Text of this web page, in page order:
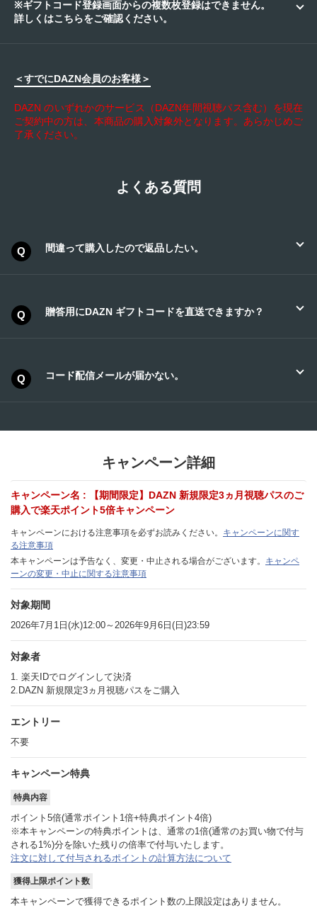
力する項目が表示されます。この場合アカウント
てください。
※ギフトコード登録画面からの複数枚登録はできません。
詳しくはこちらをご確認ください。
２．ギフトコードを入力し「適用する」を押下
３．DAZNアカウントにご登録いただいくメールア
※以前DAZNアカウントにご登録いただいていたメ
ールアドレスだった場合、追加でパスワードを入
力する項目が表示されます。この場合アカウント
を引き継ぐことが可能です。アカウントを引き継
いでご利用になる場合、手続きを一度中断し＜以
前に退会済みのお客様＞の手順でコードを適用し
てください。
４．必要な情報を入力し、アカウントの作成を行
います。
＜すでにDAZN会員のお客様＞
DAZN のいずれかのサービス（DAZN年間視聴パス含む）を現在
ご契約中の方は、本商品の購入対象外となります。あらかじめご
了承ください。
よくある質問
間違って購入したので返品したい。
ん。
われた場合も含め、お客様都合による商品の交換
贈答用にDAZN ギフトコードを直送できますか？
コード配信メールが届かない。
E（order@mail.store.jleague.jp）
※注文完了メールと同じ送付元となります。
メールが受信できていない場合、下記をご確認の
うえ、必要に応じてお問い合わせをお願いいたし
ます。
コード配信メールはＪリーグIDにご登録のメール
アドレスに送付しております。
Ｊリーグオンラインストアのページ上部、「マイ
い。
また、メールの件名は下記となります。
件名：【Ｊリーグオンラインストア】ご購入いた
配信メールが迷惑メールフォルダや別のフォルダ
に振り分けられている場合がございます。
特にフリーメールアドレス（Gmail、Yahoo!メー
合があります。
迷惑メールフォルダやプロモーションフォルダ、
で、一度ご確認ください。
配信メールはHTML形式のメールで送付しておりま
す。
URL付きのメールやHTML形式のメールを受信拒否
キャンペーン詳細
キャンペーン名 : 【期間限定】DAZN 新規限定3ヵ月視聴パスのご
購入で楽天ポイント5倍キャンペーン
キャンペーンにおける注意事項を必ずお読みください。 キャンペーンに関す
る注意事項
本キャンペーンは予告なく、変更・中止される場合がございます。 キャンペ
ーンの変更・中止に関する注意事項
対象期間
2026年7月1日(水)12:00～2026年9月6日(日)23:59
対象者
1. 楽天IDでログインして決済
2.DAZN 新規限定3ヵ月視聴パスをご購入
エントリー
不要
キャンペーン特典
特典内容
ポイント5倍(通常ポイント1倍+特典ポイント4倍)
※本キャンペーンの特典ポイントは、通常の1倍(通常のお買い物で付与
される1%)分を除いた残りの倍率で付与いたします。
注文に対して付与されるポイントの計算方法について
獲得上限ポイント数
本キャンペーンで獲得できるポイント数の上限設定はありません。